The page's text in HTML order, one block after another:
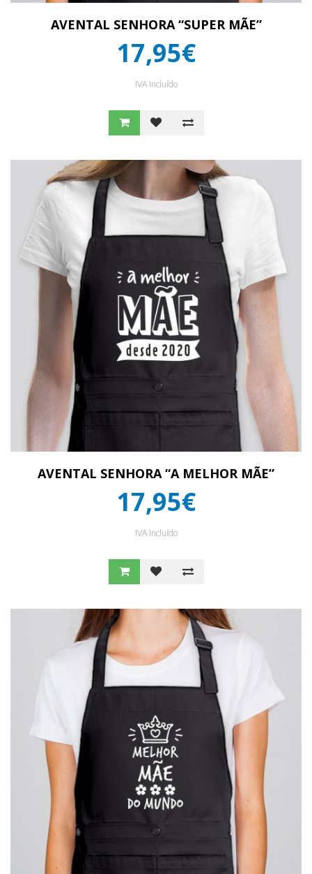
AVENTAL SENHORA “SUPER MÃE”
17,95€
IVA Incluído
AVENTAL SENHORA “A MELHOR MÃE”
17,95€
IVA Incluído